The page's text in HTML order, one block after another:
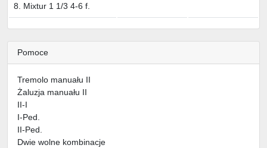
8. Mixtur 1 1/3 4-6 f.
Pomoce
Tremolo manuału II
Żaluzja manuału II
II-I
I-Ped.
II-Ped.
Dwie wolne kombinacje